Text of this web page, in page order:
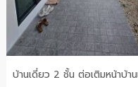
บ้านเดี่ยว 2 ชั้น ต่อเติมหน้าบ้า